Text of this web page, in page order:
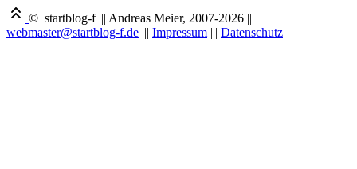
© startblog-f ||| Andreas Meier, 2007-2026 |||
webmaster@startblog-f.de ||| Impressum ||| Datenschutz